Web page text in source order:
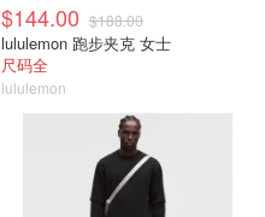
$144.00 $188.00
lululemon 跑步夹克 女士
尺码全
lululemon